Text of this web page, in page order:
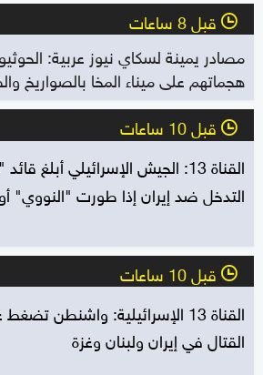
l قبل 8 ساعات
مصادر يمينة لسكاي نيوز عربية:
هجماتهم على ميناء المخا بالصواريخ
l قبل 10 ساعات
القناة 13: الجيش الإسرائيلي أبلغ
التدخل ضد إيران إذا طورت "النووي"
l قبل 10 ساعات
القناة 13 الإسرائيلية: واشنطن
القتال في إيران ولبنان وغزة